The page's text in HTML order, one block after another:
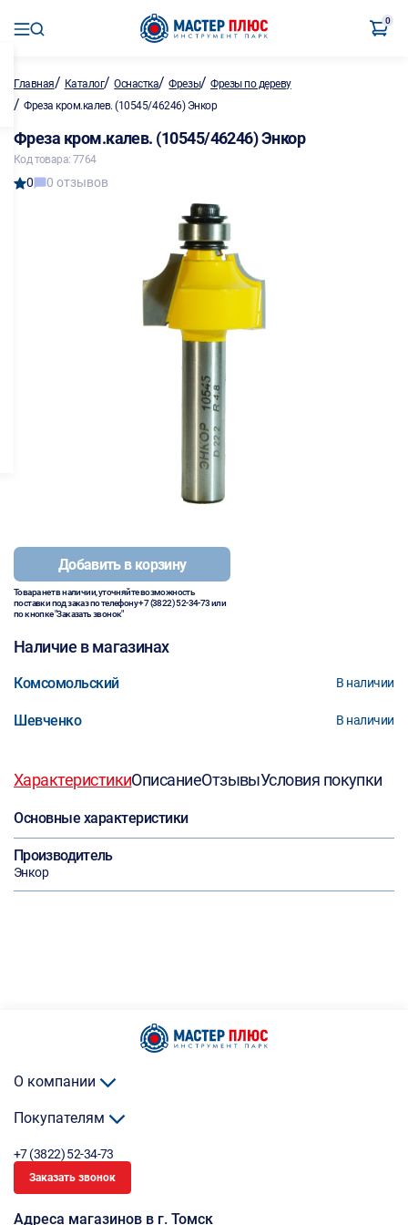
0
Главная/ Каталог/Оснастка/Фрезы/Фрезы по дереву
/ Фреза кром.калев. (10545/46246) Энкор
Фреза кром.калев. (10545/46246) Энкор
Код товара: 7764
0 0 отзывов
Добавить в корзину
Товара нет в наличии, уточняйте возможность
поставки под заказ по телефону+7 (3822) 52-34-73или
по кнопке "Заказать звонок"
Наличие в магазинах
Комсомольский В наличии
Шевченко В наличии
ХарактеристикиОписаниеОтзывыУсловия покупки
Основные характеристики
Производитель
Энкор
О компании
Покупателям
+7 (3822) 52-34-73
Заказать звонок
Адреса магазинов в г. Томск